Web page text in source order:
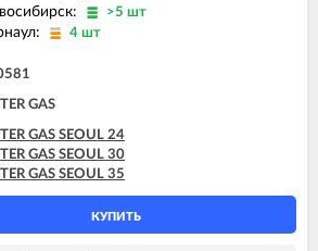
>5 шт
4 шт
GAS
GAS SEOUL 24
GAS SEOUL 30
GAS SEOUL 35
КУПИТЬ